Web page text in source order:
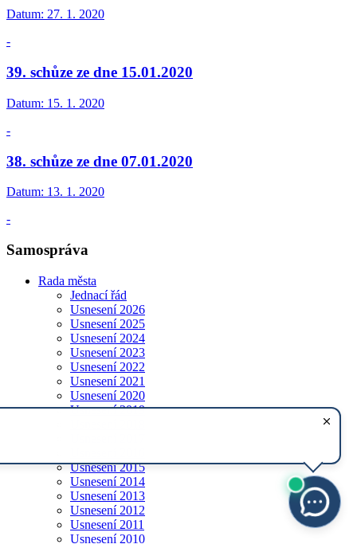
Datum: 27. 1. 2020
-
39. schůze ze dne 15.01.2020
Datum: 15. 1. 2020
-
38. schůze ze dne 07.01.2020
Datum: 13. 1. 2020
-
Samospráva
Rada města
Jednací řád
Usnesení 2026
Usnesení 2025
Usnesení 2024
Usnesení 2023
Usnesení 2022
Usnesení 2021
Usnesení 2020
Usnesení 2019
Usnesení 2015
Usnesení 2014
Usnesení 2013
Usnesení 2012
Usnesení 2011
Usnesení 2010